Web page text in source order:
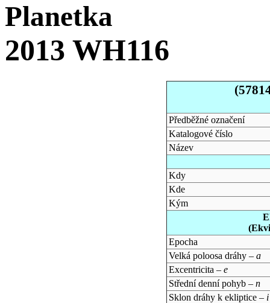
Planetka
2013 WH116
Předběžné označení
Katalogové číslo
Název
Kdy
Kde
Kým
Epocha
Velká poloosa dráhy – a
Excentricita – e
Střední denní pohyb – n
Sklon dráhy k ekliptice – i